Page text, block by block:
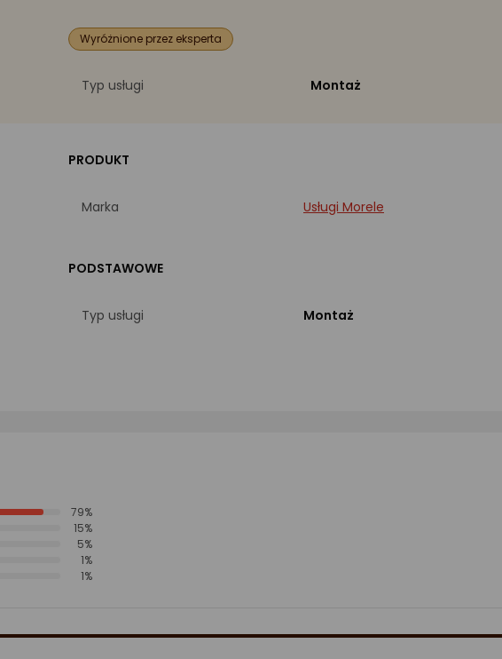
Wyróżnione przez eksperta
Typ usługi Montaż
PRODUKT
Marka Usługi Morele
PODSTAWOWE
Typ usługi Montaż
79%
15%
5%
1%
1%